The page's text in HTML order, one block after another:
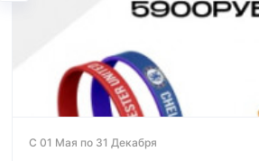
С 01 Мая по 31 Декабря